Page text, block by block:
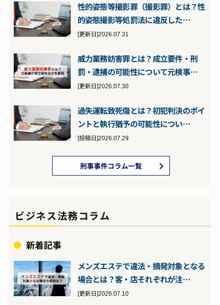
性的姿態等撮影罪（撮影罪）とは？性
的姿態撮影等処罰法に違反した…
[更新日]2026.07.31
威力業務妨害罪とは？成立要件・刑
罰・逮捕の可能性について元検事…
[更新日]2026.07.30
過失運転致死傷とは？初犯判決のポイ
ントと執行猶予の可能性につい…
[投稿日]2026.07.29
刑事事件コラム一覧
ビジネス法務コラム
新着記事
メンズエステで違法・摘発対象となる
場合とは？客・店それぞれが注…
[更新日]2026.07.10